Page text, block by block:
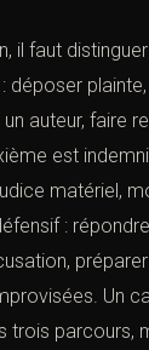
il faut
déposer
auteur, faire
est
matériel,
:
Un
trois parcours,